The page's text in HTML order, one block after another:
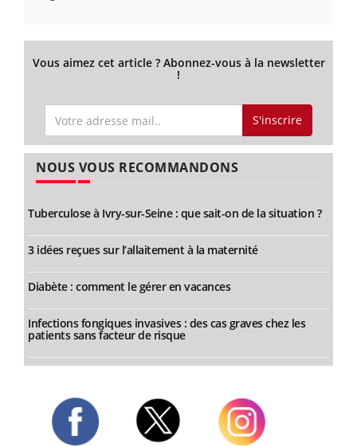
Vous aimez cet article ? Abonnez-vous à la newsletter
!
S'inscrire
NOUS VOUS RECOMMANDONS
Tuberculose à Ivry-sur-Seine : que sait-on de la situation ?
3 idées reçues sur l’allaitement à la maternité
Diabète : comment le gérer en vacances
Infections fongiques invasives : des cas graves chez les
patients sans facteur de risque